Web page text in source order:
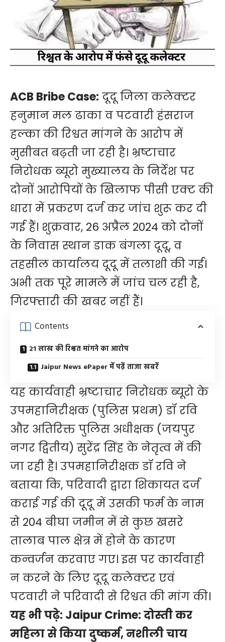
ACB Bribe Case: दूदू जिला कलेक्टर
हनुमान मल ढाका व पटवारी हंसराज
हल्का की रिश्वत मांगने के आरोप में
मुसीबत बढ़ती जा रही है। भ्रष्टाचार
निरोधक ब्यूरो मुख्यालय के निर्देश पर
दोनों आरोपियों के खिलाफ पीसी एक्ट की
धारा में प्रकरण दर्ज कर जांच शुरू कर दी
गई हैं। शुक्रवार, 26 अप्रैल 2024 को दोनों
के निवास स्थान डाक बंगला दूदू, व
तहसील कार्यालय दूदू में तलाशी की गई।
अभी तक पूरे मामले में जांच चल रही है,
गिरफ्तारी की खबर नहीं हैं।
Contents
21 लाख की रिश्वत मांगने का आरोप
Jaipur News ePaper में पढ़ें ताजा खबरें
यह कार्यवाही भ्रष्टाचार निरोधक ब्यूरो के
उपमहानिरीक्षक (पुलिस प्रथम) डॉ रवि
और अतिरिक्त पुलिस अधीक्षक (जयपुर
नगर द्वितीय) सुरेंद्र सिंह के नेतृत्व में की
जा रही है। उपमहानिरीक्षक डॉ रवि ने
बताया कि, परिवादी द्वारा शिकायत दर्ज
कराई गई की दूदू में उसकी फर्म के नाम
से 204 बीघा जमीन में से कुछ खसरे
तालाब पाल क्षेत्र में होने के कारण
कन्वर्जन करवाए गए। इस पर कार्यवाही
न करने के लिए दूदू कलेक्टर एवं
पटवारी ने परिवादी से रिश्वत की मांग की।
यह भी पढ़े: Jaipur Crime: दोस्ती कर
महिला से किया दुष्कर्म, नशीली चाय